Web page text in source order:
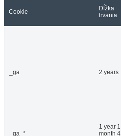
Cookie
Dĺžka
trvania
_ga 2 years
_ga_*
1 year 1
month 4